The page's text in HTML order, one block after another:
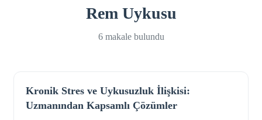
Rem Uykusu
6 makale bulundu
Kronik Stres ve Uykusuzluk İlişkisi:
Uzmanından Kapsamlı Çözümler